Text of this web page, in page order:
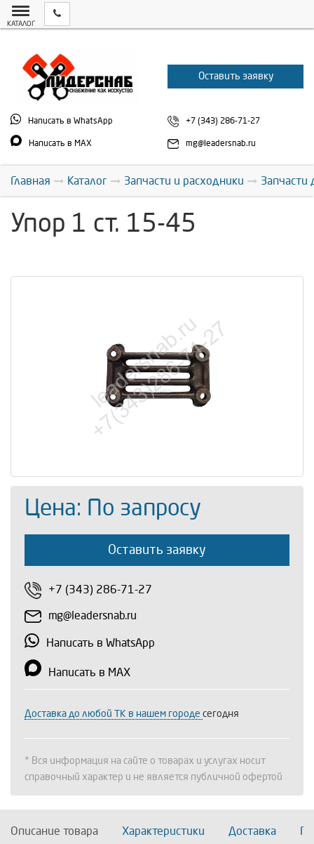
КАТАЛОГ
Оставить заявку
Написать в WhatsApp
Написать в MAX
+7 (343) 286-71-27
mg@leadersnab.ru
Главная Каталог Запчасти и расходники Запчасти
Упор 1 ст. 15-45
Цена: По запросу
Оставить заявку
+7 (343) 286-71-27
mg@leadersnab.ru
Написать в WhatsApp
Написать в MAX
Доставка до любой ТК в нашем городе сегодня
* Вся информация на сайте о товарах и услугах носит
справочный характер и не является публичной офертой
Описание товара Характеристики Доставка